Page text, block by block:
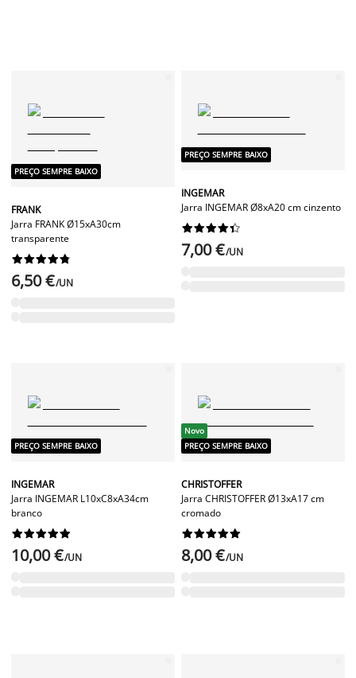
PREÇO SEMPRE BAIXO
FRANK
Jarra FRANK Ø15xA30cm
transparente






6,50 €/UN
PREÇO SEMPRE BAIXO
INGEMAR
Jarra INGEMAR Ø8xA20 cm cinzento






7,00 €/UN
PREÇO SEMPRE BAIXO
INGEMAR
Jarra INGEMAR L10xC8xA34cm
branco






10,00 €/UN
Novo
PREÇO SEMPRE BAIXO
CHRISTOFFER
Jarra CHRISTOFFER Ø13xA17 cm
cromado






8,00 €/UN